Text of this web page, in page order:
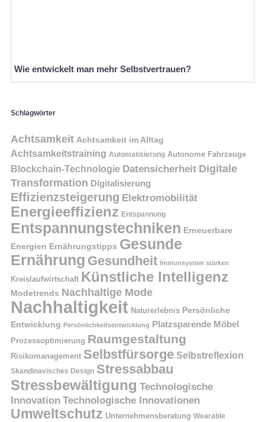
Wie entwickelt man mehr Selbstvertrauen?
Schlagwörter
Achtsamkeit Achtsamkeit im Alltag
Achtsamkeitstraining Automatisierung Autonome Fahrzeuge
Blockchain-Technologie Datensicherheit Digitale
Transformation Digitalisierung
Effizienzsteigerung Elektromobilität
Energieeffizienz Entspannung
Entspannungstechniken Erneuerbare
Energien Ernährungstipps Gesunde
Ernährung Gesundheit Immunsystem stärken
Kreislaufwirtschaft Künstliche Intelligenz
Modetrends Nachhaltige Mode
Nachhaltigkeit Naturerlebnis Persönliche
Entwicklung Persönlichkeitsentwicklung Platzsparende Möbel
Prozessoptimierung Raumgestaltung
Risikomanagement Selbstfürsorge Selbstreflexion
Skandinavisches Design Stressabbau
Stressbewältigung Technologische
Innovation Technologische Innovationen
Umweltschutz Unternehmensberatung Wearable